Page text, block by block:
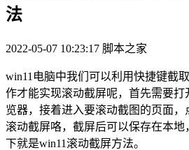
法
2022-05-07 10:23:17 脚本之家
win11电脑中我们可以利用快捷键截
作才能实现滚动截屏呢，首先需要打
览器，接着进入要滚动截图的页面
滚动截屏咯，截屏后可以保存在本
下就是win11滚动截屏方法。